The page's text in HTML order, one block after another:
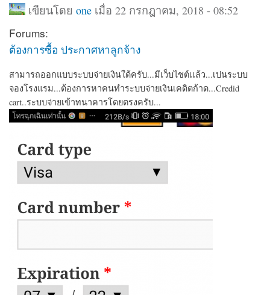
เขียนโดย oneเมื่อ 22 กรกฎาคม, 2018 - 08:52
Forums:
ต้องการซื้อ ประกาศหาลูกจ้าง
สามารถออกแบบระบบจ่ายเงินใด้ครับ...มีเว็บไชต์เเล้ว...เปนระบบ
จองโรงแรม...ต้องการหาคนทำระบบจ่ายเงินเคดิตก้าด...Credid
cart..ระบบจ่ายเข้าทนาคารโดยตรงครับ...